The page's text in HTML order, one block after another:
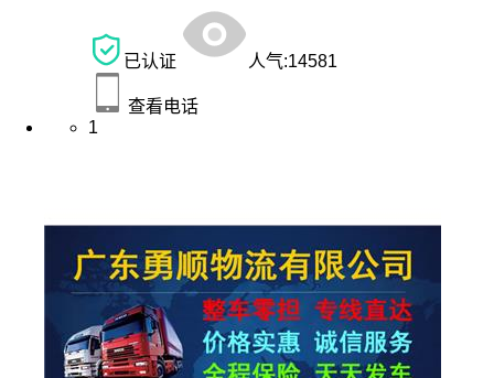
已认证 人气:14581
查看电话
1